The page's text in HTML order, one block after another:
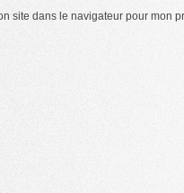
site dans le navigateur pour mon